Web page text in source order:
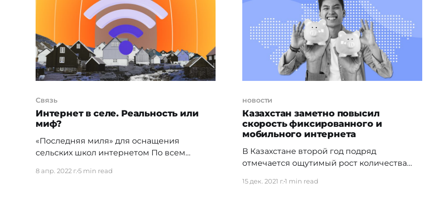
В соответствии с документом,
посредством ресурсов казахстанского
спутника связи в Таджикистане будут
организованы каналы
трафика. Изучаем мировую статистику
[http://ranking.kz/ru/a/
Связь
Интернет в селе. Реальность или
миф?
«Последняя миля» для оснащения
сельских школ интернетом По всем
источников, интернет доступен во всех
8 апр. 2022 г.5 min read
новости
Казахстан заметно повысил
скорость фиксированного и
мобильного интернета
В Казахстане второй год подряд
отмечается ощутимый рост количества
широкополосного интернета по данным
15 дек. 2021 г.1 min read